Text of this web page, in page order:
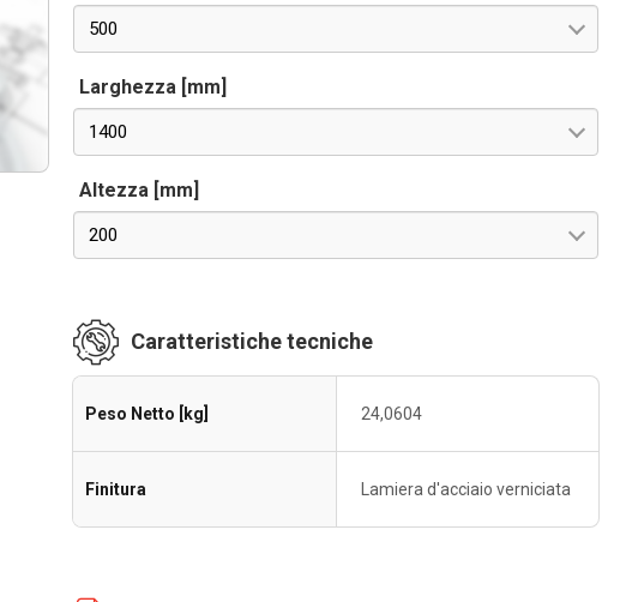
500
Larghezza [mm]
1400
Altezza [mm]
200
Caratteristiche tecniche
Peso Netto [kg] 24,0604
Finitura Lamiera d'acciaio verniciata